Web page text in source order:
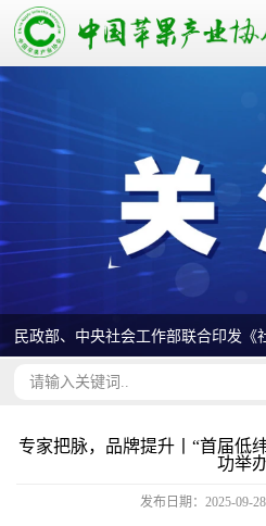
民政部、中央社会工作部联合印发《
专家把脉，品牌提升丨“首届低
功举
发布日期：2025-09-28